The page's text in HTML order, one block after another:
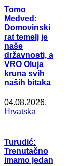
Tomo
Medved:
Domovinski
rat temelj je
naše
državnosti, a
VRO Oluja
kruna svih
naših bitaka
04.08.2026.
Hrvatska
Turudić:
Trenutačno
imamo jedan